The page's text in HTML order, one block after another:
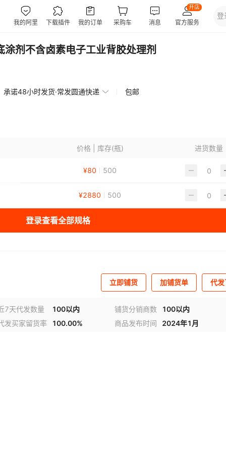
剂不含卤素电子工业背胶处理剂
承诺48小时发货·常发圆通快递 包邮
价格 | 库存(瓶) 进货数量
¥80 500
¥2880 500
登录查看全部规格
立即铺货 加铺货单 代
7天代发数量 100以内 铺货分销商数
100以内
发买家留货率
100.00% 商品发布时间 2024年1月